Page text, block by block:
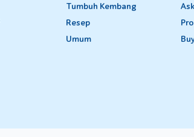
Tumbuh Kembang
Resep
Umum